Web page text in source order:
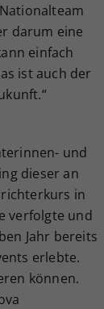
darum eine
einfach
ist auch der
und
dieser an
in
verfolgte und
Jahr bereits
erlebte.
können.